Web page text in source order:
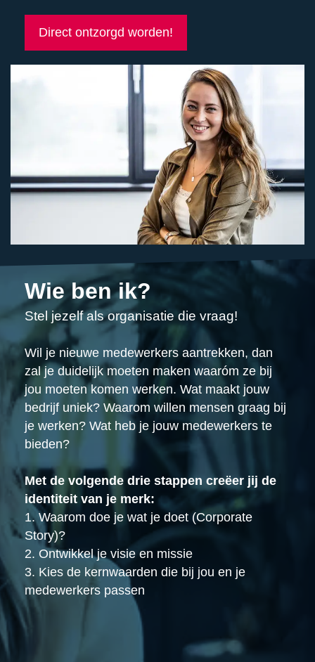
Direct ontzorgd worden!
Wie ben ik?
Stel jezelf als organisatie die vraag!
Wil je nieuwe medewerkers aantrekken, dan
zal je duidelijk moeten maken waaróm ze bij
jou moeten komen werken. Wat maakt jouw
bedrijf uniek? Waarom willen mensen graag bij
je werken? Wat heb je jouw medewerkers te
bieden?
Met de volgende drie stappen creëer jij de
identiteit van je merk:
1. Waarom doe je wat je doet (Corporate
Story)?
2. Ontwikkel je visie en missie
3. Kies de kernwaarden die bij jou en je
medewerkers passen